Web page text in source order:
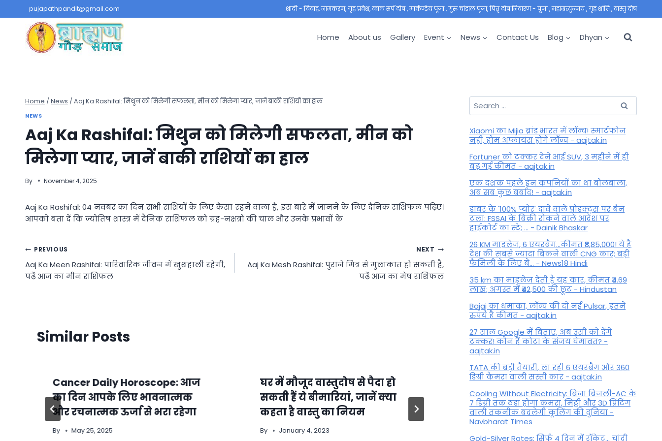
to
content
pujapathpandit@gmail.com शादी - विवाह, नामकरण, गृह प्रवेश, काल सर्प दोष , मार्कण्डेय पूजा , गुरु चांडाल पूजा, पितृ दोष निवारण - पूजा , महाम्रत्युन्जय , गृह शांति , वास्तु दोष
Home About us Gallery Event News Contact Us Blog Dhyan
Home / News / Aaj Ka Rashifal: मिथुन को मिलेगी सफलता, मीन को मिलेगा प्यार, जानें बाकी राशियों का हाल
NEWS
Aaj Ka Rashifal: मिथुन को मिलेगी सफलता, मीन को
मिलेगा प्यार, जानें बाकी राशियों का हाल
By November 4, 2025
Aaj Ka Rashifal: 04 नवंबर का दिन सभी राशियों के लिए कैसा रहने वाला है, इस बारे में जानने के लिए दैनिक राशिफल पढ़िए।
आपको बता दें कि ज्योतिष शास्त्र में दैनिक राशिफल को ग्रह-नक्षत्रों की चाल और उनके प्रभावों के
Post
navigation
PREVIOUS
Aaj Ka Meen Rashifal: पारिवारिक जीवन में खुशहाली रहेगी,
पढ़ें आज का मीन राशिफल
NEXT
Aaj Ka Mesh Rashifal: पुराने मित्र से मुलाकात हो सकती है,
पढ़ें आज का मेष राशिफल
Similar Posts
Cancer Daily Horoscope: आज
का दिन आपके लिए भावनात्मक
और रचनात्मक ऊर्जा से भरा रहेगा
By May 25, 2025
घर में मौजूद वास्तुदोष से पैदा हो
सकती हैं ये बीमारियां, जानें क्या
कहता है वास्तु का नियम
By January 4, 2023
5 से 11 जून 2023: इस सप्ताह मेष
समेत इन 5 राशियों पर होगी अपार
धनवर्षा!
Search
for:
Xiaomi का Mijia ब्रांड भारत में लॉन्च! स्मार्टफोन
नहीं, होम अप्लायंस होंगे लॉन्च - aajtak.in
Fortuner को टक्कर देने आई SUV, 3 महीने में ही
बढ़ गई कीमत - aajtak.in
एक दशक पहले इन कंपनियों का था बोलबाला,
अब सब कुछ बर्बाद! - aajtak.in
डाबर के '100% प्योर' दावे वाले प्रोडक्ट्स पर बैन
टला: FSSAI के बिक्री रोकने वाले आदेश पर
हाईकोर्ट का स्टे; ... - Dainik Bhaskar
26 KM माइलेज, 6 एयरबैग...कीमत ₹8,85,000! ये है
देश की सबसे ज्यादा बिकने वाली CNG कार; बड़ी
फैमिली के लिए बे... - News18 Hindi
35 km का माइलेज देती है यह कार, कीमत ₹4.69
लाख; अगस्त में ₹42,500 की छूट - Hindustan
Bajaj का धमाका, लॉन्च की दो नई Pulsar, इतने
रुपये है कीमत - aajtak.in
27 साल Google में बिताए, अब उसी को देंगे
टक्कर! कौन हैं कोटा के संजय घेमावत? -
aajtak.in
TATA की बड़ी तैयारी, ला रही 6 एयरबैग और 360
डिग्री कैमरा वाली सस्ती कार - aajtak.in
Cooling Without Electricity: बिना बिजली-AC के
7 डिग्री तक ठंडा होगा कमरा, मिट्टी और 3D प्रिंटिंग
वाली तकनीक बदलेगी कूलिंग की दुनिया -
Navbharat Times
Gold-Silver Rates: सिर्फ 4 दिन में रॉकेट... चांदी